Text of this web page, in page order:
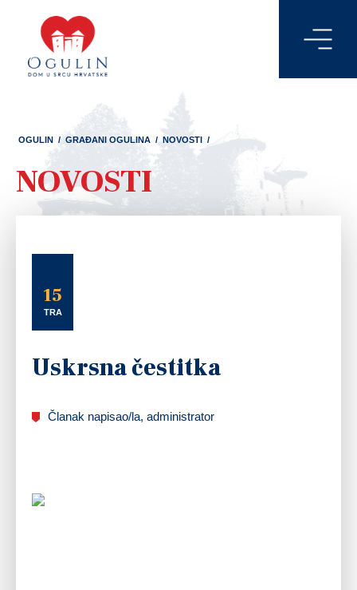
OGULIN / GRAĐANI OGULINA / NOVOSTI /
NOVOSTI
15
TRA
Uskrsna čestitka
Članak napisao/la, administrator